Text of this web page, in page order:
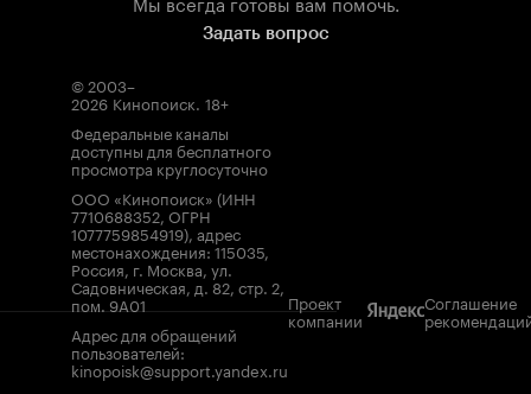
Задать вопрос
© 2003–
2026 Кинопоиск. 18+
Федеральные каналы
доступны для бесплатного
просмотра круглосуточно
ООО «Кинопоиск» (ИНН
7710688352, ОГРН
1077759854919), адрес
местонахождения: 115035,
Россия, г. Москва, ул.
Садовническая, д. 82, стр. 2,
пом. 9А01
Адрес для обращений
пользователей:
kinopoisk@support.yandex.ru
Проект
компании
Соглашение